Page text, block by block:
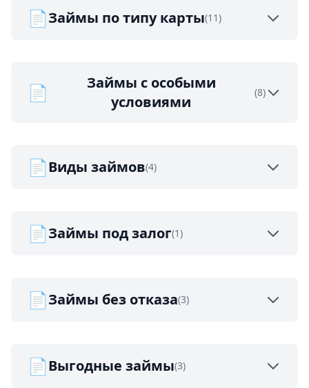
📄Займы по типу карты(11)
📄
Займы с особыми
условиями
(8)
📄Виды займов(4)
📄Займы под залог(1)
📄Займы без отказа(3)
📄Выгодные займы(3)